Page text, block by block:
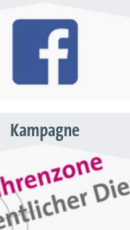
Kampagne